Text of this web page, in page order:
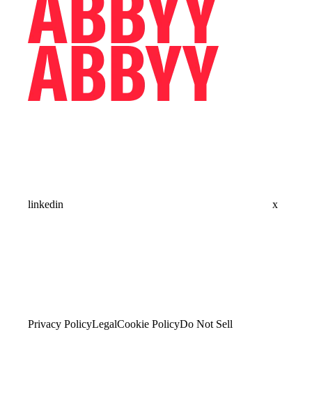
linkedin x
Privacy PolicyLegalCookie PolicyDo Not Sell